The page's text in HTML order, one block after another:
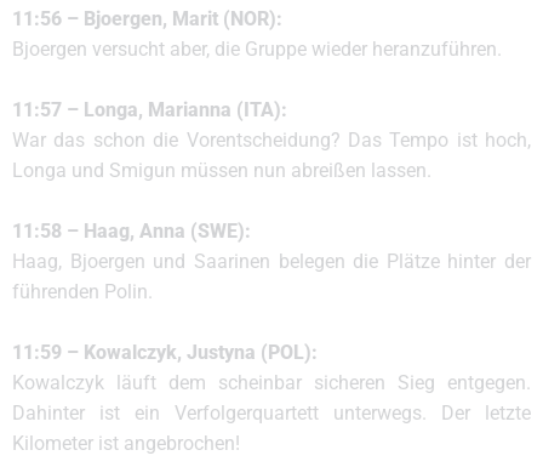
11:56 – Bjoergen, Marit (NOR):
Bjoergen versucht aber, die Gruppe wieder heranzuführen.
11:57 – Longa, Marianna (ITA):
War das schon die Vorentscheidung? Das Tempo ist hoch,
Longa und Smigun müssen nun abreißen lassen.
11:58 – Haag, Anna (SWE):
Haag, Bjoergen und Saarinen belegen die Plätze hinter der
führenden Polin.
11:59 – Kowalczyk, Justyna (POL):
Kowalczyk läuft dem scheinbar sicheren Sieg entgegen.
Dahinter ist ein Verfolgerquartett unterwegs. Der letzte
Kilometer ist angebrochen!